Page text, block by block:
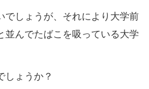
でしょうが、それにより大学前
並んでたばこを吸っている大学
しょうか？